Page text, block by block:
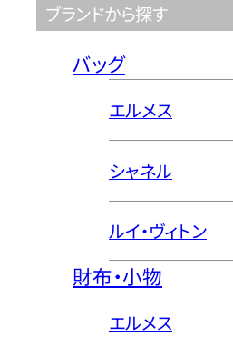
ブランドから探す
バッグ
エルメス
シャネル
ルイ・ヴィトン
財布・小物
エルメス